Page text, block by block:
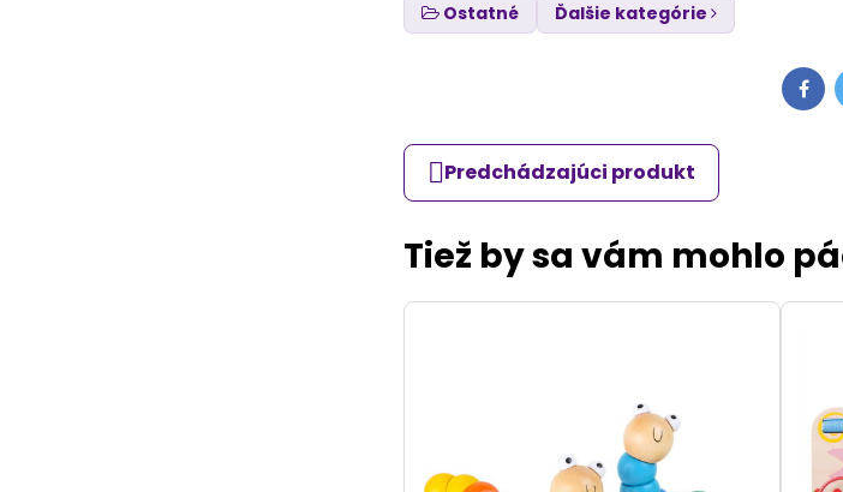
Ostatné
Ďalšie kategórie
Predchádzajúci produkt
Tiež by sa vám mohlo